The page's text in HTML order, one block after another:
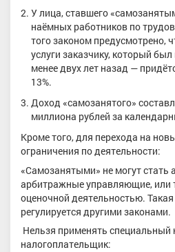
У лица, ставшего
наёмных работников по
того законом предусмотрено,
услуги заказчику, который
менее двух лет назад —
13%.
Доход «самозанятого»
миллиона рублей за
Кроме того, для перехода на
ограничения по деятельности:
«Самозанятыми» не могут стать
арбитражные управляющие, или
оценочной деятельностью.
регулируется другими законами.
Нельзя применять
налогоплательщик: